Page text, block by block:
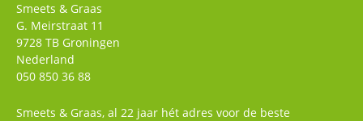
Smeets & Graas
G. Meirstraat 11
9728 TB Groningen
Nederland
050 850 36 88
Smeets & Graas, al 22 jaar hét adres voor de beste